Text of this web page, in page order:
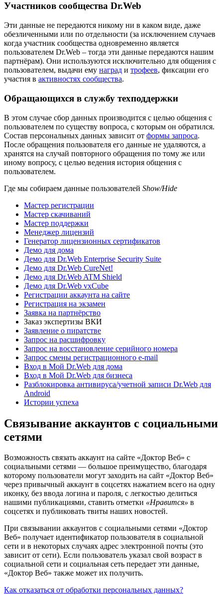
Участников сообщества Dr.Web
Эти данные не передаются никому ни в каком виде, даже
обезличенными или по отдельности (за исключением случаев
когда участник сообщества одновременно является
пользователем Dr.Web – тогда эти данные передаются нашим
партнёрам). Они используются исключительно для общения с
пользователем, выдачи ему наград и трофеев, фиксации его
участия в активностях сообщества.
Обращающихся в службу техподдержки
В этом случае сбор данных производится с целью общения с
пользователем по существу вопроса, с которым он обратился.
Состав персональных данных зависит от формы запроса.
После обращения пользователя его данные не удаляются, а
хранятся на случай повторного обращения по тому же или
иному вопросу, с целью ведения история общения с
пользователем.
Где мы собираем данные пользователей Show/Hide
Мастер регистрации
Мастер скачиваний
Мастер поддержки
Менеджер лицензий
Генератор лицензионных сертификатов
Демо для дома
Демо для Dr.Web Enterprise Security Suite
Демо для Dr.Web CureNet!
Демо для Dr.Web ATM Shield
Демо для Dr.Web vxCube
Регистрации аккаунта на сайте
Регистрация на экзамен
Заявка на партнёрство
Заказ экспертизы ВКИ
Заявление о пиратстве
Запрос на расшифровку
Запрос на восстановление серийного номера
Запрос смены регистрационного e-mail
Вход в Мой Dr.Web для дома
Вход в Мой Dr.Web для бизнеса
Разблокировка антивируса/учетной записи Dr.Web для
Android
Истории успеха
Связывание аккаунтов с социальными
сетями
Возможность связать аккаунт на сайте «Доктор Веб» с
социальными сетями — большое преимущество, благодаря
которому пользователи могут заходить на сайт «Доктор Веб»
через привычный аккаунт в соцсетях нажатием всего на одну
иконку, без ввода логина и пароля, с легкостью делиться
нашими публикациями, ставить отметки «Нравится» в
соцсетях и публиковать твиты наших новостей.
При связывании аккаунтов с социальными сетями «Доктор
Веб» получает идентификатор пользователя в социальной
сети и в некоторых случаях адрес электронной почты (это
зависит от сети). Если пользователь указал свой возраст в
социальной сети и социальная сеть передает эти данные,
«Доктор Веб» также может их получить.
Как отказаться от обработки персональных данных?